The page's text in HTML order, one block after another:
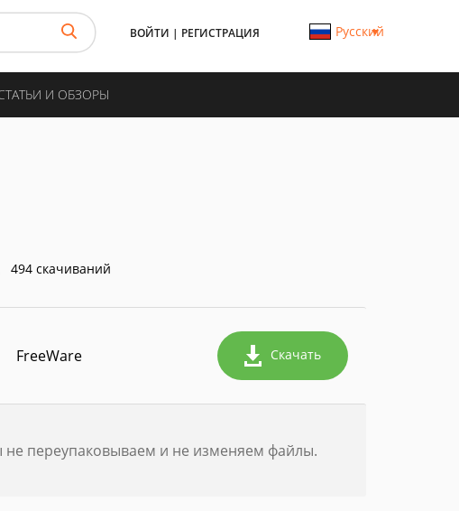
ВОЙТИ | РЕГИСТРАЦИЯ Русский
И ОБЗОРЫ
494 скачиваний
FreeWare Скачать
переупаковываем и не изменяем файлы.